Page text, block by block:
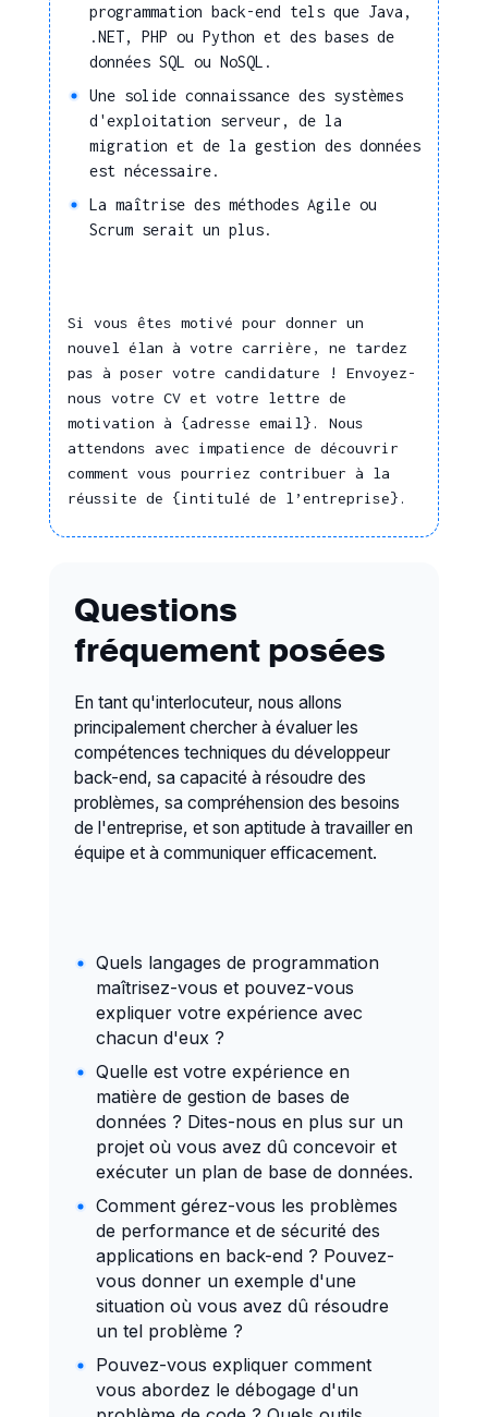
Gestion des
Ressources
Humaines
Gérer les ressources
humaines
Conseil,
Transmission
outil par ses utilisateurs
Transmettre une
technique, un savoir-
faire
Enseigner, transmettre
des connaissances,
développer des
compétences
Relation client
Recueillir et analyser les
besoins client
Identifier les besoins en
Développement
commercial
Présenter et valoriser
un produit ou un
service
développement
Concevoir et gérer un
projet
Piloter la gestion de la
production, de
l'exploitation
Piloter le déploiement et
l'intégration d'outils
d'optimisation au sein
des processus métiers
Planifier les étapes d'un
projet
Gestion
administrative
Respecter la
Technologies de l'accessibilité
numérique
Anglais technique
Normes et procédés
Animation d'instances agiles
(mêlée, démonstration,
rétrospective, …)
Formalisation de processus de
Méthode AGILE
Méthodologie SAFe
Méthodologie Scrum
Modélisation informatique
Principes d'intégration de
matériels et de logiciels
Urbanisation des systèmes
d'information
Règles de sécurité Informatique
Système KANBAN
Système LEAN
Produits, outils et
matières
Matériel de contrôle embarqué
Produits multimédias
programmation back-end tels que Java,
.NET, PHP ou Python et des bases de
données SQL ou NoSQL.
Une solide connaissance des systèmes
d'exploitation serveur, de la
migration et de la gestion des données
est nécessaire.
La maîtrise des méthodes Agile ou
Scrum serait un plus.
Si vous êtes motivé pour donner un
nouvel élan à votre carrière, ne tardez
pas à poser votre candidature ! Envoyez-
nous votre CV et votre lettre de
motivation à {adresse email}. Nous
attendons avec impatience de découvrir
comment vous pourriez contribuer à la
réussite de {intitulé de l’entreprise}.
Questions
fréquement posées
En tant qu'interlocuteur, nous allons
principalement chercher à évaluer les
compétences techniques du développeur
back-end, sa capacité à résoudre des
problèmes, sa compréhension des besoins
de l'entreprise, et son aptitude à travailler en
équipe et à communiquer efficacement.
Quels langages de programmation
maîtrisez-vous et pouvez-vous
expliquer votre expérience avec
chacun d'eux ?
Quelle est votre expérience en
matière de gestion de bases de
données ? Dites-nous en plus sur un
projet où vous avez dû concevoir et
exécuter un plan de base de données.
Comment gérez-vous les problèmes
de performance et de sécurité des
applications en back-end ? Pouvez-
vous donner un exemple d'une
situation où vous avez dû résoudre
un tel problème ?
Pouvez-vous expliquer comment
vous abordez le débogage d'un